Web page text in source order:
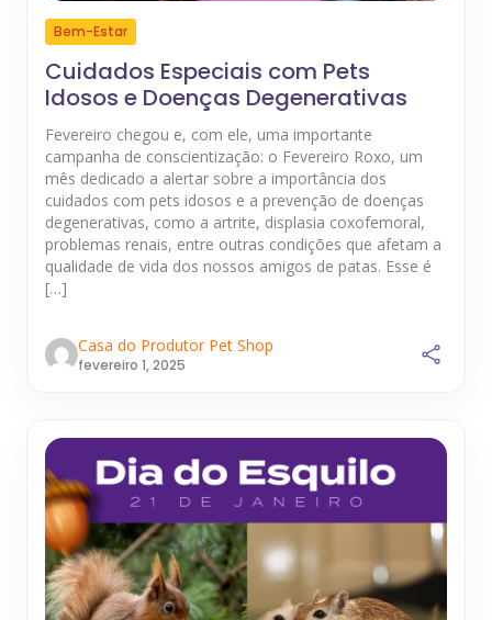
Bem-Estar
Cuidados Especiais com Pets
Idosos e Doenças Degenerativas
Fevereiro chegou e, com ele, uma importante
campanha de conscientização: o Fevereiro Roxo, um
mês dedicado a alertar sobre a importância dos
cuidados com pets idosos e a prevenção de doenças
degenerativas, como a artrite, displasia coxofemoral,
problemas renais, entre outras condições que afetam a
qualidade de vida dos nossos amigos de patas. Esse é
[…]
Casa do Produtor Pet Shop
fevereiro 1, 2025